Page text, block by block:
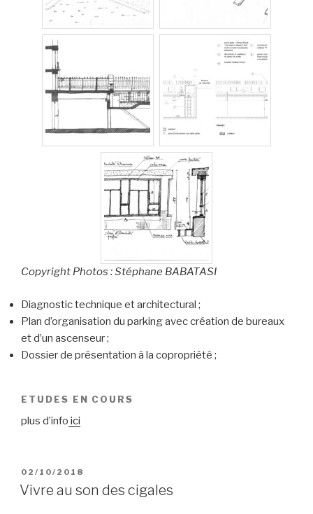
Copyright Photos : Stéphane BABATASI
Diagnostic technique et architectural ;
Plan d’organisation du parking avec création de bureaux
et d’un ascenseur ;
Dossier de présentation à la copropriété ;
ETUDES EN COURS
plus d’info ici
PUBLIÉ
LE
02/10/2018
Vivre au son des cigales